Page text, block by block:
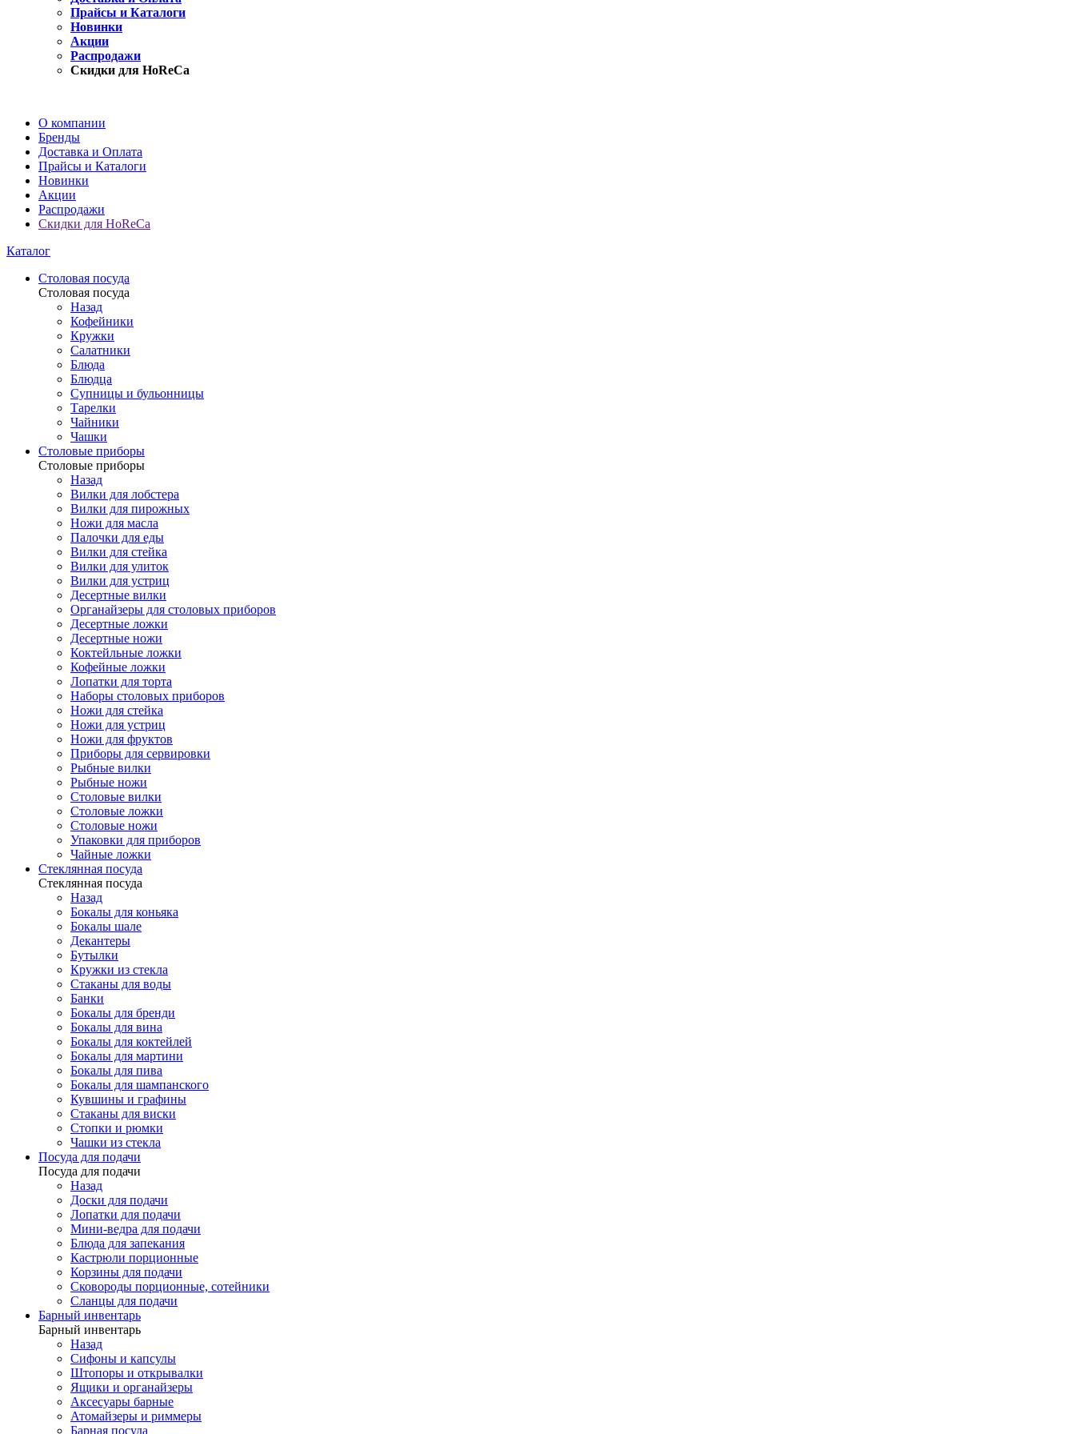
Прайсы и Каталоги
Новинки
Акции
Распродажи
Скидки для HoReCa
О компании
Бренды
Доставка и Оплата
Прайсы и Каталоги
Новинки
Акции
Распродажи
Скидки для HoReCa
Каталог
Столовая посуда
Столовая посуда
Назад
Кофейники
Кружки
Салатники
Блюда
Блюдца
Супницы и бульонницы
Тарелки
Чайники
Чашки
Cтоловые приборы
Cтоловые приборы
Назад
Вилки для лобстера
Вилки для пирожных
Ножи для масла
Палочки для еды
Вилки для стейка
Вилки для улиток
Вилки для устриц
Десертные вилки
Органайзеры для столовых приборов
Десертные ложки
Десертные ножи
Коктейльные ложки
Кофейные ложки
Лопатки для торта
Наборы столовых приборов
Ножи для стейка
Ножи для устриц
Ножи для фруктов
Приборы для сервировки
Рыбные вилки
Рыбные ножи
Столовые вилки
Столовые ложки
Столовые ножи
Упаковки для приборов
Чайные ложки
Стеклянная посуда
Стеклянная посуда
Назад
Бокалы для коньяка
Бокалы шале
Декантеры
Бутылки
Кружки из стекла
Стаканы для воды
Банки
Бокалы для бренди
Бокалы для вина
Бокалы для коктейлей
Бокалы для мартини
Бокалы для пива
Бокалы для шампанского
Кувшины и графины
Стаканы для виски
Стопки и рюмки
Чашки из стекла
Посуда для подачи
Посуда для подачи
Назад
Доски для подачи
Лопатки для подачи
Мини-ведра для подачи
Блюда для запекания
Кастрюли порционные
Корзины для подачи
Сковороды порционные, сотейники
Сланцы для подачи
Барный инвентарь
Барный инвентарь
Назад
Сифоны и капсулы
Штопоры и открывалки
Ящики и органайзеры
Аксесуары барные
Атомайзеры и риммеры
Барная посуда